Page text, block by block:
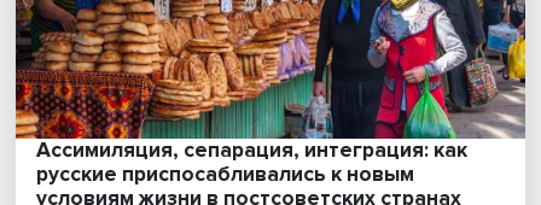
Яков Уринсон — о вызовах
4.0: рост цен на продовольствие и
углеводороды в мире,
структурных реформ в экономике
Мировое сообщество начало осознавать опасность
несоответствия спроса и ресурсо-технологических